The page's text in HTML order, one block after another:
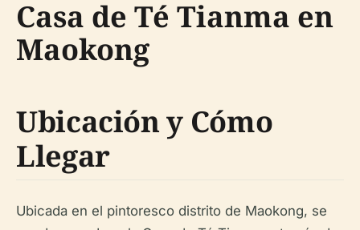
Casa de Té Tianma en
Maokong
Ubicación y Cómo
Llegar
Ubicada en el pintoresco distrito de Maokong, se